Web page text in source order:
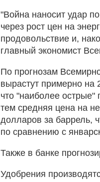
"Война наносит удар
через рост цен на
продовольствие и,
главный экономист
По прогнозам
вырастут примерно на
что "наиболее острые"
тем средняя цена на
долларов за баррель,
по сравнению с
Также в банке
Удобрения